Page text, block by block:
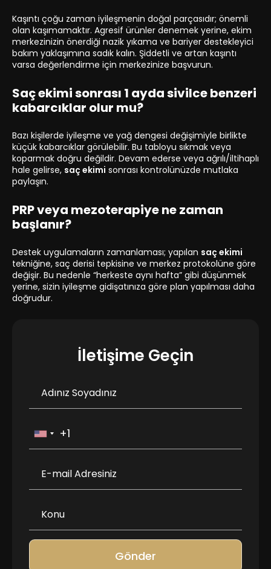
Kaşıntı çoğu zaman iyileşmenin doğal parçasıdır; önemli
olan kaşımamaktır. Agresif ürünler denemek yerine, ekim
merkezinizin önerdiği nazik yıkama ve bariyer destekleyici
bakım yaklaşımına sadık kalın. Şiddetli ve artan kaşıntı
varsa değerlendirme için merkezinize başvurun.
Saç ekimi sonrası 1 ayda sivilce benzeri
kabarcıklar olur mu?
Bazı kişilerde iyileşme ve yağ dengesi değişimiyle birlikte
küçük kabarcıklar görülebilir. Bu tabloyu sıkmak veya
koparmak doğru değildir. Devam ederse veya ağrılı/iltihaplı
hale gelirse, saç ekimi sonrası kontrolünüzde mutlaka
paylaşın.
PRP veya mezoterapiye ne zaman
başlanır?
Destek uygulamaların zamanlaması; yapılan saç ekimi
tekniğine, saç derisi tepkisine ve merkez protokolüne göre
değişir. Bu nedenle “herkeste aynı hafta” gibi düşünmek
yerine, sizin iyileşme gidişatınıza göre plan yapılması daha
doğrudur.
İletişime Geçin
Gönder